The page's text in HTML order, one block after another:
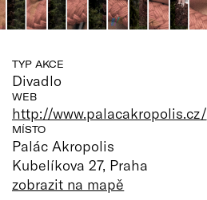
TYP AKCE
Divadlo
WEB
http://www.palacakropolis.cz/
MÍSTO
Palác Akropolis
Kubelíkova 27, Praha
zobrazit na mapě